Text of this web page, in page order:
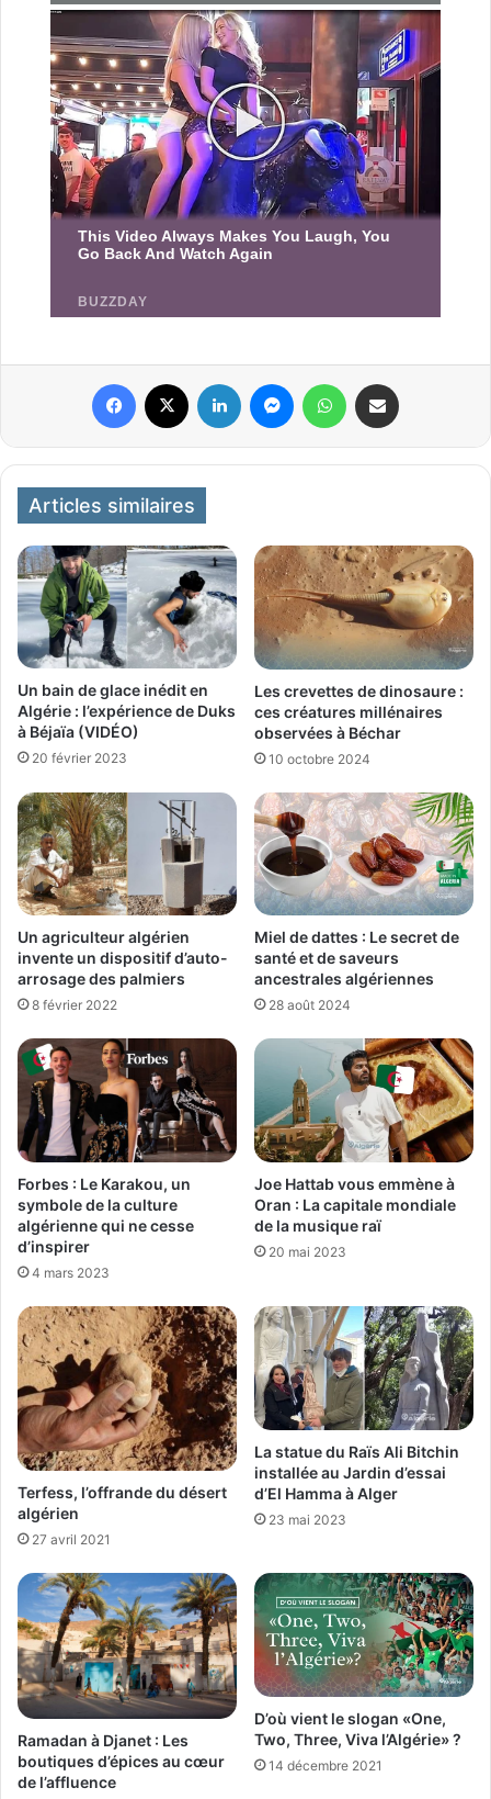
Articles similaires
Un bain de glace inédit en
Algérie : l’expérience de Duks
à Béjaïa (VIDÉO)
20 février 2023
Les crevettes de dinosaure :
ces créatures millénaires
observées à Béchar
10 octobre 2024
Un agriculteur algérien
invente un dispositif d’auto-
arrosage des palmiers
8 février 2022
Miel de dattes : Le secret de
santé et de saveurs
ancestrales algériennes
28 août 2024
Forbes : Le Karakou, un
symbole de la culture
algérienne qui ne cesse
d’inspirer
4 mars 2023
Joe Hattab vous emmène à
Oran : La capitale mondiale
de la musique raï
20 mai 2023
Terfess, l’offrande du désert
algérien
27 avril 2021
La statue du Raïs Ali Bitchin
installée au Jardin d’essai
d’El Hamma à Alger
23 mai 2023
Ramadan à Djanet : Les
boutiques d’épices au cœur
de l’affluence
D’où vient le slogan «One,
Two, Three, Viva l’Algérie» ?
14 décembre 2021